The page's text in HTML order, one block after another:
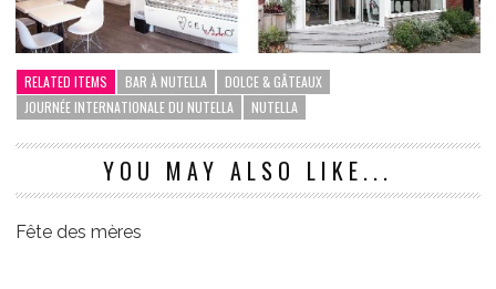
RELATED ITEMS BAR À NUTELLA
DOLCE & GÂTEAUX
JOURNÉE INTERNATIONALE DU NUTELLA
NUTELLA
YOU MAY ALSO LIKE...
Fête des mères